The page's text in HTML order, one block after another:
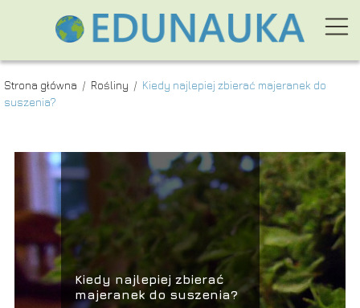
Strona główna / Rośliny / Kiedy najlepiej zbierać majeranek do
suszenia?
Kiedy najlepiej zbierać
majeranek do suszenia?